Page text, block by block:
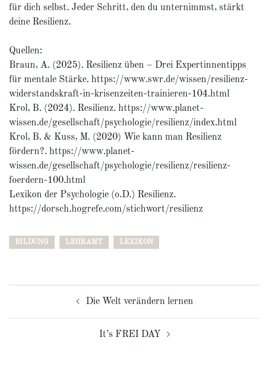
für dich selbst. Jeder Schritt, den du unternimmst, stärkt
deine Resilienz.
Quellen:
Braun, A. (2025). Resilienz üben – Drei Expertinnentipps
für mentale Stärke. https://www.swr.de/wissen/resilienz-
widerstandskraft-in-krisenzeiten-trainieren-104.html
Krol, B. (2024). Resilienz. https://www.planet-
wissen.de/gesellschaft/psychologie/resilienz/index.html
Krol, B. & Kuss, M. (2020) Wie kann man Resilienz
fördern?. https://www.planet-
wissen.de/gesellschaft/psychologie/resilienz/resilienz-
foerdern-100.html
Lexikon der Psychologie (o.D.) Resilienz.
https://dorsch.hogrefe.com/stichwort/resilienz
BILDUNG LEHRAMT LEXIKON
Die Welt verändern lernen
It’s FREI DAY